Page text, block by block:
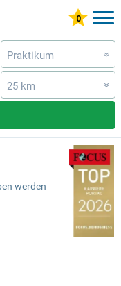
Praktikum »
25 km »
werden